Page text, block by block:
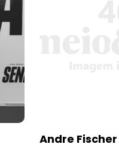
Andre Fischer